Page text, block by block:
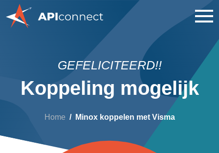
GEFELICITEERD!!
Koppeling mogelijk
Home Minox koppelen met Visma